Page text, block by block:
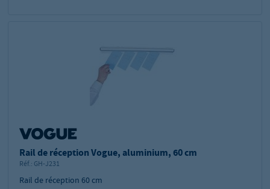
Rail de réception Vogue, aluminium, 60 cm
Réf.: GH-J231
Rail de réception 60 cm